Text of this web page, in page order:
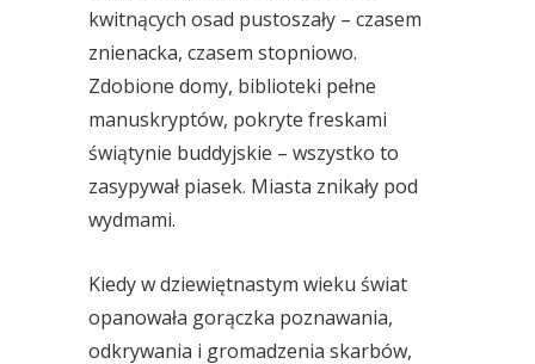
kwitnących osad pustoszały – czasem
znienacka, czasem stopniowo.
Zdobione domy, biblioteki pełne
manuskryptów, pokryte freskami
świątynie buddyjskie – wszystko to
zasypywał piasek. Miasta znikały pod
wydmami.
Kiedy w dziewiętnastym wieku świat
opanowała gorączka poznawania,
odkrywania i gromadzenia skarbów,